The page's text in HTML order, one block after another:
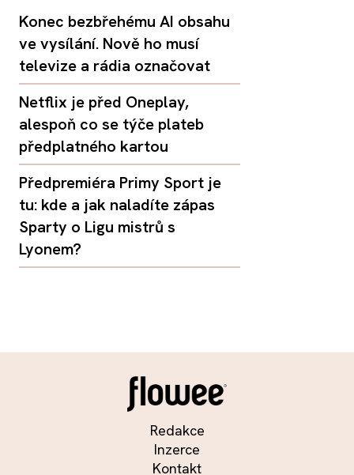
Konec bezbřehému AI obsahu
ve vysílání. Nově ho musí
televize a rádia označovat
Netflix je před Oneplay,
alespoň co se týče plateb
předplatného kartou
Předpremiéra Primy Sport je
tu: kde a jak naladíte zápas
Sparty o Ligu mistrů s
Lyonem?
Redakce
Inzerce
Kontakt